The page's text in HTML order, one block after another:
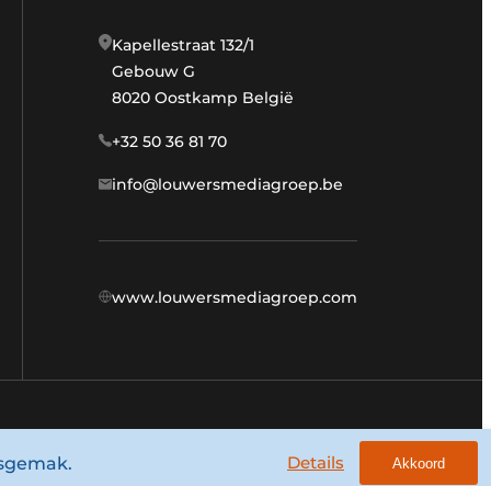
Kapellestraat 132/1
Gebouw G
8020 Oostkamp België
+32 50 36 81 70
info@louwersmediagroep.be
www.louwersmediagroep.com
Algemene voorwaarden Privacy policy
Details Akkoord